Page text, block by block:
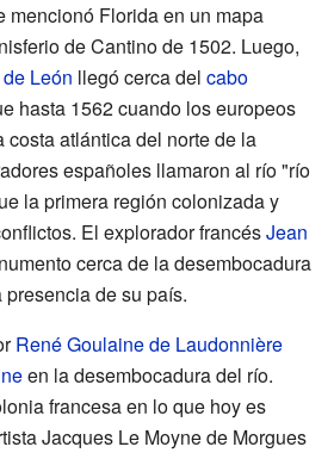
mencionó Florida en un mapa
de Cantino de 1502. Luego,
León llegó cerca del cabo
hasta 1562 cuando los europeos
atlántica del norte de la
españoles llamaron al río "río
la primera región colonizada y
El explorador francésJean
cerca de la desembocadura
de su país.
René Goulaine de Laudonnière
en la desembocadura del río.
francesa en lo que hoy es
Jacques Le Moyne de Morgues